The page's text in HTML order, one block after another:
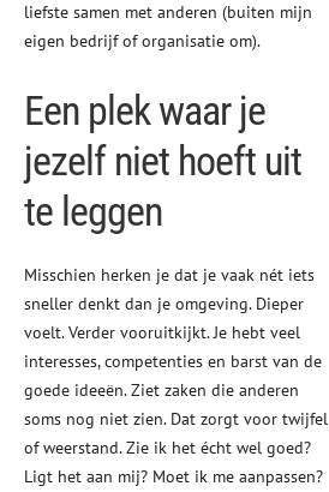
liefste samen met anderen (buiten mijn
eigen bedrijf of organisatie om).
Een plek waar je
jezelf niet hoeft uit
te leggen
Misschien herken je dat je vaak nét iets
sneller denkt dan je omgeving. Dieper
voelt. Verder vooruitkijkt. Je hebt veel
interesses, competenties en barst van de
goede ideeën. Ziet zaken die anderen
soms nog niet zien. Dat zorgt voor twijfel
of weerstand. Zie ik het écht wel goed?
Ligt het aan mij? Moet ik me aanpassen?